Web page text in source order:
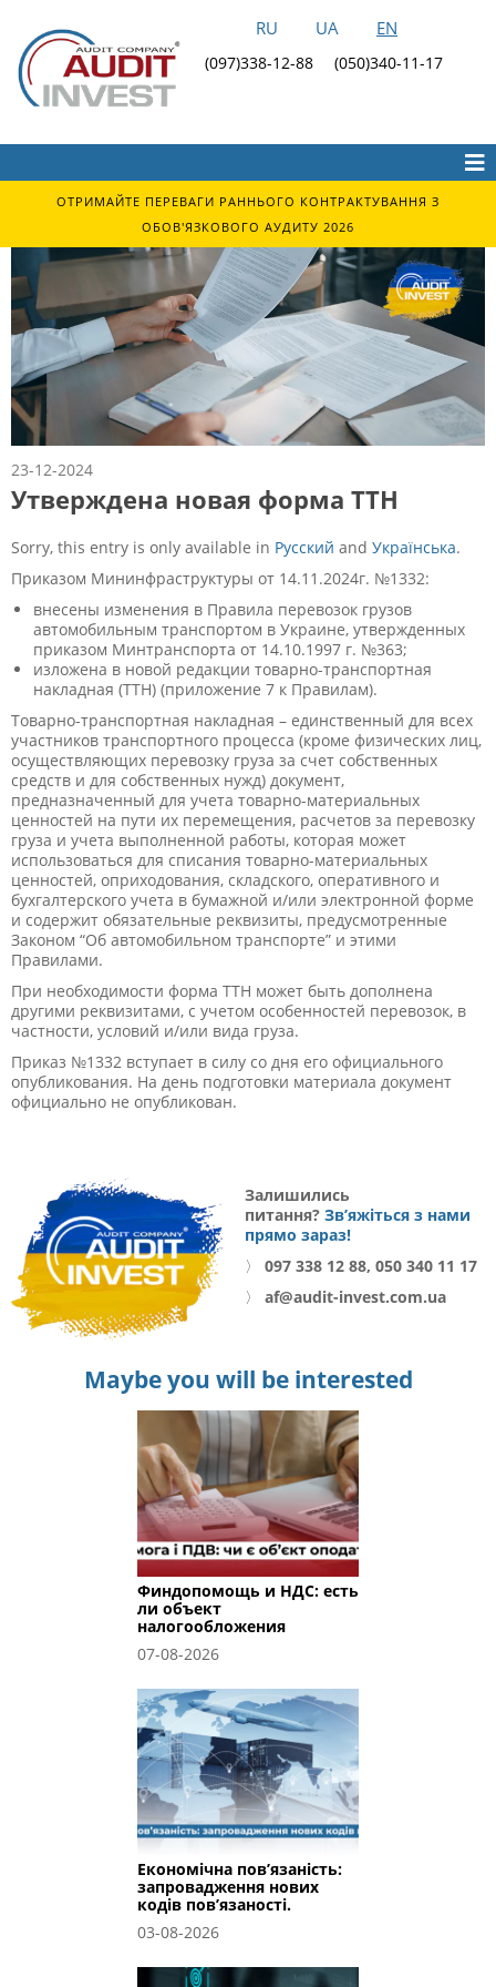
RU UA EN
(097)338-12-88 (050)340-11-17
ОТРИМАЙТЕ ПЕРЕВАГИ РАННЬОГО КОНТРАКТУВАННЯ З
ОБОВ'ЯЗКОВОГО АУДИТУ 2026
23-12-2024
Утверждена новая форма ТТН
Sorry, this entry is only available in Русский and Українська.
Приказом Мининфраструктуры от 14.11.2024г. №1332:
внесены изменения в Правила перевозок грузов
автомобильным транспортом в Украине, утвержденных
приказом Минтранспорта от 14.10.1997 г. №363;
изложена в новой редакции товарно-транспортная
накладная (ТТН) (приложение 7 к Правилам).
Товарно-транспортная накладная – единственный для всех
участников транспортного процесса (кроме физических лиц,
осуществляющих перевозку груза за счет собственных
средств и для собственных нужд) документ,
предназначенный для учета товарно-материальных
ценностей на пути их перемещения, расчетов за перевозку
груза и учета выполненной работы, которая может
использоваться для списания товарно-материальных
ценностей, оприходования, складского, оперативного и
бухгалтерского учета в бумажной и/или электронной форме
и содержит обязательные реквизиты, предусмотренные
Законом “Об автомобильном транспорте” и этими
Правилами.
При необходимости форма ТТН может быть дополнена
другими реквизитами, с учетом особенностей перевозок, в
частности, условий и/или вида груза.
Приказ №1332 вступает в силу со дня его официального
опубликования. На день подготовки материала документ
официально не опубликован.
Залишились
питання? Зв’яжіться з нами
прямо зараз!
〉
097 338 12 88, 050 340 11 17
〉
af@audit-invest.com.ua
Maybe you will be interested
Финдопомощь и НДС: есть
ли объект
налогообложения
07-08-2026
Економічна пов’язаність:
запровадження нових
кодів пов’язаності.
03-08-2026